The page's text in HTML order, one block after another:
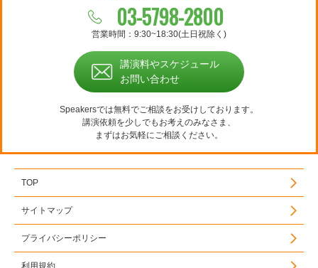
03-5798-2800
営業時間：9:30~18:30(土日祝除く)
講演料やスケジュール
お問い合わせ
Speakersでは無料でご相談をお受けしております。
講演依頼を少しでもお考えのみなさま、
まずはお気軽にご相談ください。
TOP
サイトマップ
プライバシーポリシー